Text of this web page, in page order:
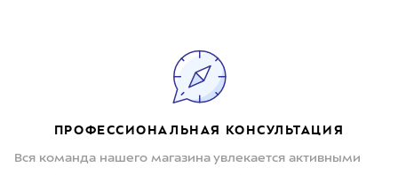
ПРОФЕССИОНАЛЬНАЯ КОНСУЛЬТАЦИЯ
Вся команда нашего магазина увлекается активными